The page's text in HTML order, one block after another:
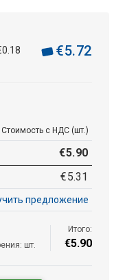
0.18
€5.72
Стоимость с НДС (шт.)
€5.90
€5.31
предложение
шт.
Итого:
€5.90